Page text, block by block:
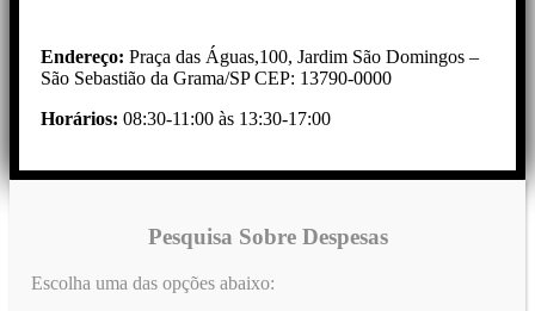
Endereço: Praça das Águas,100, Jardim São Domingos –
São Sebastião da Grama/SP CEP: 13790-0000
Horários: 08:30-11:00 às 13:30-17:00
Pesquisa Sobre Despesas
Escolha uma das opções abaixo: